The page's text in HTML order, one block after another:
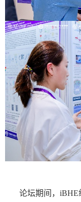
论坛期间， iBHE